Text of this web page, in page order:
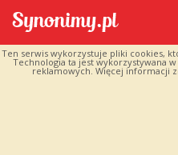
Ten serwis wykorzystuje pliki cookies,
Technologia ta jest wykorzystywana
reklamowych. Więcej informacji